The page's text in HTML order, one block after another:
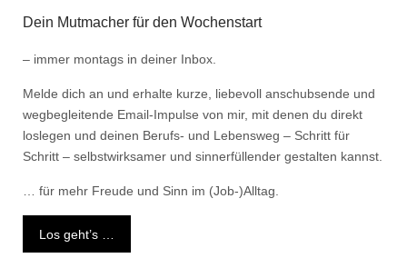
Dein Mutmacher für den Wochenstart
– immer montags in deiner Inbox.
Melde dich an und erhalte kurze, liebevoll anschubsende und
wegbegleitende Email-Impulse von mir, mit denen du direkt
loslegen und deinen Berufs- und Lebensweg – Schritt für
Schritt – selbstwirksamer und sinnerfüllender gestalten kannst.
… für mehr Freude und Sinn im (Job-)Alltag.
Los geht’s …